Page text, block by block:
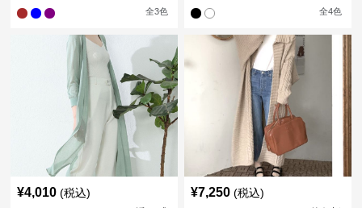
全3色 全4色
¥4,010 (税込) ¥7,250 (税込)